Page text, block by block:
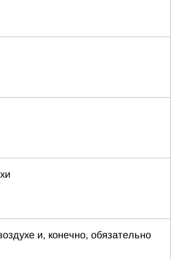
и, конечно, обязательно